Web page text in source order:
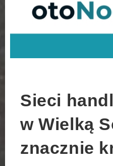
Sieci
w Wielką
znacznie